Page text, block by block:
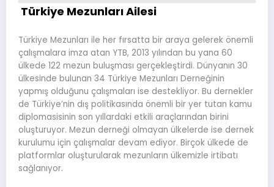
Türkiye Mezunları Ailesi
Türkiye Mezunları ile her fırsatta bir araya gelerek önemli
çalışmalara imza atan YTB, 2013 yılından bu yana 60
ülkede 122 mezun buluşması gerçekleştirdi. Dünyanın 30
ülkesinde bulunan 34 Türkiye Mezunları Derneğinin
yapmış olduğunu çalışmaları ise destekliyor. Bu dernekler
de Türkiye’nin dış politikasında önemli bir yer tutan kamu
diplomasisinin son yıllardaki etkili araçlarından birini
oluşturuyor. Mezun derneği olmayan ülkelerde ise dernek
kurulumu için çalışmalar devam ediyor. Birçok ülkede de
platformlar oluşturularak mezunların ülkemizle irtibatı
sağlanıyor.